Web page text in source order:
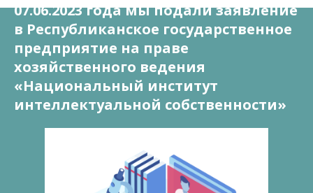
07.06.2023 года мы подали заявление
в Республиканское государственное
предприятие на праве
хозяйственного ведения
«Национальный институт
интеллектуальной собственности»